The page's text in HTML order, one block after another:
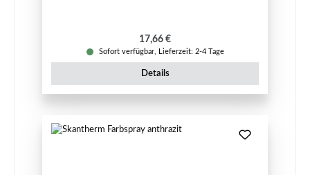
Regulärer Preis:
17,66 €
Sofort verfügbar, Lieferzeit: 2-4 Tage
Details